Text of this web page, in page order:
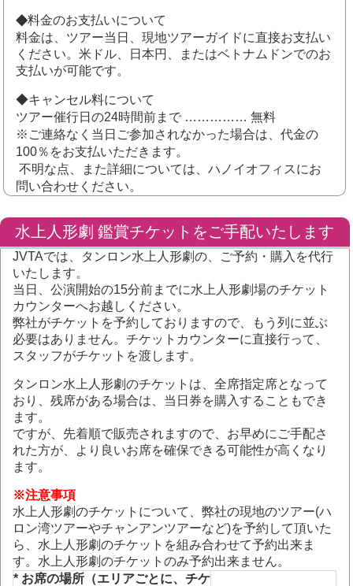
◆料金のお支払いについて
料金は、ツアー当日、現地ツアーガイドに直接お支払い
ください。米ドル、日本円、またはベトナムドンでのお
支払いが可能です。
◆キャンセル料について
ツアー催行日の24時間前まで …………… 無料
※ご連絡なく当日ご参加されなかった場合は、代金の
100％をお支払いただきます。
不明な点、また詳細については、ハノイオフィスにお
問い合わせください。
水上人形劇 鑑賞チケットをご手配いたします
JVTAでは、タンロン水上人形劇の、ご予約・購入を代行
いたします。
当日、公演開始の15分前までに水上人形劇場のチケット
カウンターへお越しください。
弊社がチケットを予約しておりますので、もう列に並ぶ
必要はありません。チケットカウンターに直接行って、
スタッフがチケットを渡します。
タンロン水上人形劇のチケットは、全席指定席となって
おり、残席がある場合は、当日券を購入することもでき
ます。
ですが、先着順で販売されますので、お早めにご手配さ
れた方が、より良いお席を確保できる可能性が高くなり
ます。
※注意事項
水上人形劇のチケットについて、弊社の現地のツアー(ハ
ロン湾ツアーやチャンアンツアーなど)を予約して頂いた
ら、水上人形劇のチケットを組み合わせて予約出来ま
す。水上人形劇のチケットのみ予約出来ません。
* お席の場所（エリアごとに、チケ